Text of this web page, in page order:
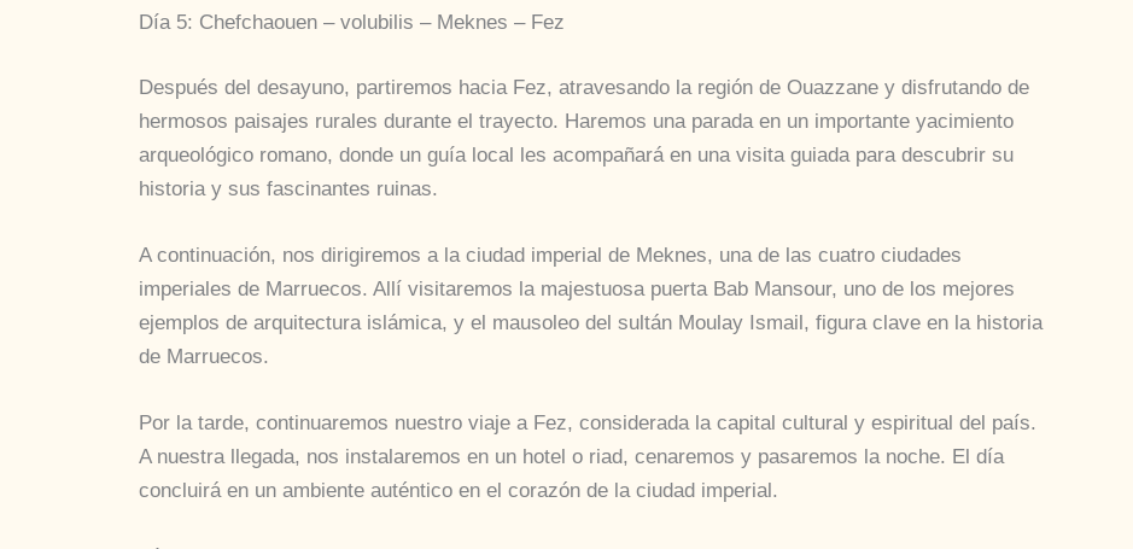
Día 5: Chefchaouen – volubilis – Meknes – Fez
Después del desayuno, partiremos hacia Fez, atravesando la región de Ouazzane y disfrutando de
hermosos paisajes rurales durante el trayecto. Haremos una parada en un importante yacimiento
arqueológico romano, donde un guía local les acompañará en una visita guiada para descubrir su
historia y sus fascinantes ruinas.
A continuación, nos dirigiremos a la ciudad imperial de Meknes, una de las cuatro ciudades
imperiales de Marruecos. Allí visitaremos la majestuosa puerta Bab Mansour, uno de los mejores
ejemplos de arquitectura islámica, y el mausoleo del sultán Moulay Ismail, figura clave en la historia
de Marruecos.
Por la tarde, continuaremos nuestro viaje a Fez, considerada la capital cultural y espiritual del país.
A nuestra llegada, nos instalaremos en un hotel o riad, cenaremos y pasaremos la noche. El día
concluirá en un ambiente auténtico en el corazón de la ciudad imperial.